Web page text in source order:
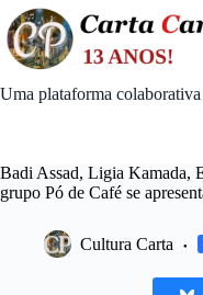
Skip
to
content
Uma plataforma
Badi Assad, Ligia Kamada,
grupo Pó de Café se
Cultura Carta